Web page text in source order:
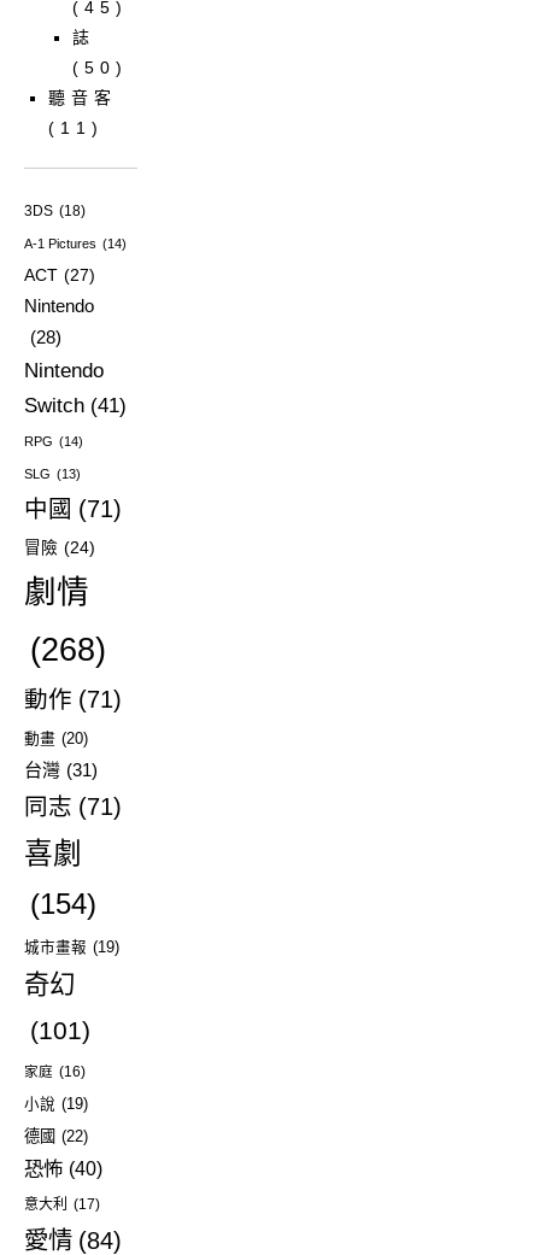
(45)
誌
(50)
聽音客
(11)
3DS (18)
A-1 Pictures (14)
ACT (27)
Nintendo
(28)
Nintendo
Switch (41)
RPG (14)
SLG (13)
中國 (71)
冒險 (24)
劇情
(268)
動作 (71)
動畫 (20)
台灣 (31)
同志 (71)
喜劇
(154)
城市畫報 (19)
奇幻
(101)
家庭 (16)
小說 (19)
德國 (22)
恐怖 (40)
意大利 (17)
愛情 (84)